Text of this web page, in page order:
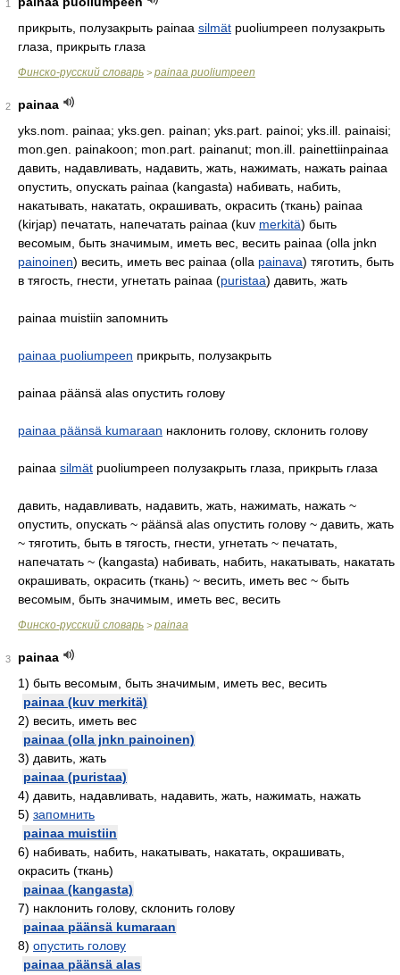
1
прикрыть, полузакрыть painaa silmät puoliumpeen полузакрыть
глаза, прикрыть глаза
Финско-русский словарь > painaa puoliumpeen
2
painaa
yks.nom. painaa; yks.gen. painan; yks.part. painoi; yks.ill. painaisi;
mon.gen. painakoon; mon.part. painanut; mon.ill. painettiinpainaa
давить, надавливать, надавить, жать, нажимать, нажать painaa
опустить, опускать painaa (kangasta) набивать, набить,
накатывать, накатать, окрашивать, окрасить (ткань) painaa
(kirjap) печатать, напечатать painaa (kuv merkitä) быть
весомым, быть значимым, иметь вес, весить painaa (olla jnkn
painoinen) весить, иметь вес painaa (olla painava) тяготить, быть
в тягость, гнести, угнетать painaa (puristaa) давить, жать
painaa muistiin запомнить
painaa puoliumpeen прикрыть, полузакрыть
painaa päänsä alas опустить голову
painaa päänsä kumaraan наклонить голову, склонить голову
painaa silmät puoliumpeen полузакрыть глаза, прикрыть глаза
давить, надавливать, надавить, жать, нажимать, нажать ~
опустить, опускать ~ päänsä alas опустить голову ~ давить, жать
~ тяготить, быть в тягость, гнести, угнетать ~ печатать,
напечатать ~ (kangasta) набивать, набить, накатывать, накатать
окрашивать, окрасить (ткань) ~ весить, иметь вес ~ быть
весомым, быть значимым, иметь вес, весить
Финско-русский словарь > painaa
3
painaa
1) быть весомым, быть значимым, иметь вес, весить
painaa (kuv merkitä)
2) весить, иметь вес
painaa (olla jnkn painoinen)
3) давить, жать
painaa (puristaa)
4) давить, надавливать, надавить, жать, нажимать, нажать
5) запомнить
painaa muistiin
6) набивать, набить, накатывать, накатать, окрашивать,
окрасить (ткань)
painaa (kangasta)
7) наклонить голову, склонить голову
painaa päänsä kumaraan
8) опустить голову
painaa päänsä alas